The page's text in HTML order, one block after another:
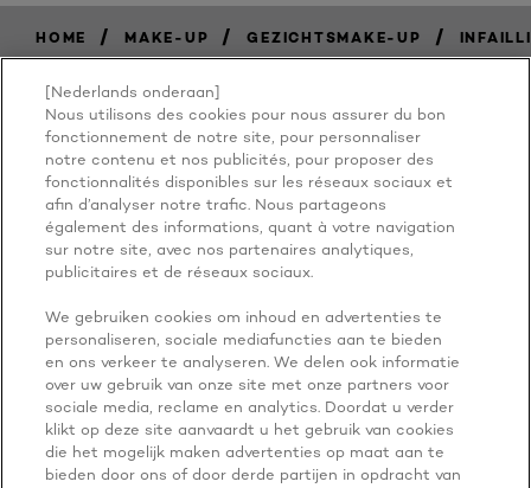
HOME / MAKE-UP / GEZICHTSMAKE-UP /
BECAUSE
YOU'RE
WORTH IT
NOG MEER ONTDEKKEN
[Nederlands onderaan]
Nous utilisons des cookies pour nous assurer du bon
fonctionnement de notre site, pour personnaliser
notre contenu et nos publicités, pour proposer des
fonctionnalités disponibles sur les réseaux sociaux et
afin d’analyser notre trafic. Nous partageons
également des informations, quant à votre navigation
sur notre site, avec nos partenaires analytiques,
publicitaires et de réseaux sociaux.
We gebruiken cookies om inhoud en advertenties te
personaliseren, sociale mediafuncties aan te bieden
en ons verkeer te analyseren. We delen ook informatie
over uw gebruik van onze site met onze partners voor
sociale media, reclame en analytics. Doordat u verder
klikt op deze site aanvaardt u het gebruik van cookies
die het mogelijk maken advertenties op maat aan te
bieden door ons of door derde partijen in opdracht van